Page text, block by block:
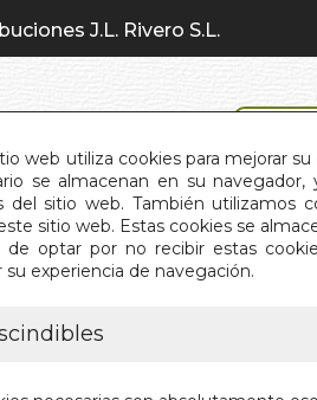
web utiliza cookies para mejorar
se almacenan en su
del sitio web. También utilizamos
sitio web. Estas cookies se
de optar por no recibir estas
su experiencia de navegación.
J.L. Rivero S.L.
INICIO